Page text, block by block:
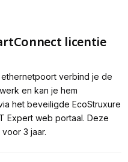
licentie
verbind je de
en kan je hem
het beveiligde EcoStruxure
Expert web portaal. Deze
3 jaar.